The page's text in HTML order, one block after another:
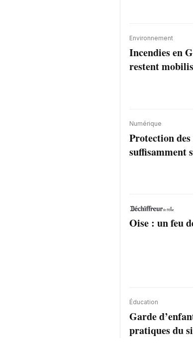
Environnement
Incendies en
restent
Numérique
Protection
suffisamment
Oise : un feu
Éducation
Garde
pratiques du